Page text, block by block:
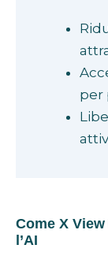
per
Come X
l’AI